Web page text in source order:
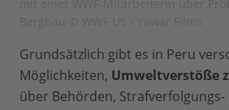
Grundsätzlich gibt es in Peru
Möglichkeiten, Umweltverstöße
über Behörden, Strafverfolgungs-